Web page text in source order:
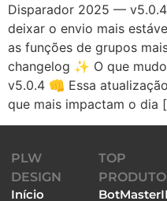
Disparador 2025 —
deixar o envio mais
as funções de grupos
changelog ✨ O que
v5.0.4 👊 Essa
que mais impactam o dia
PLW
DESIGN
Início
TOP